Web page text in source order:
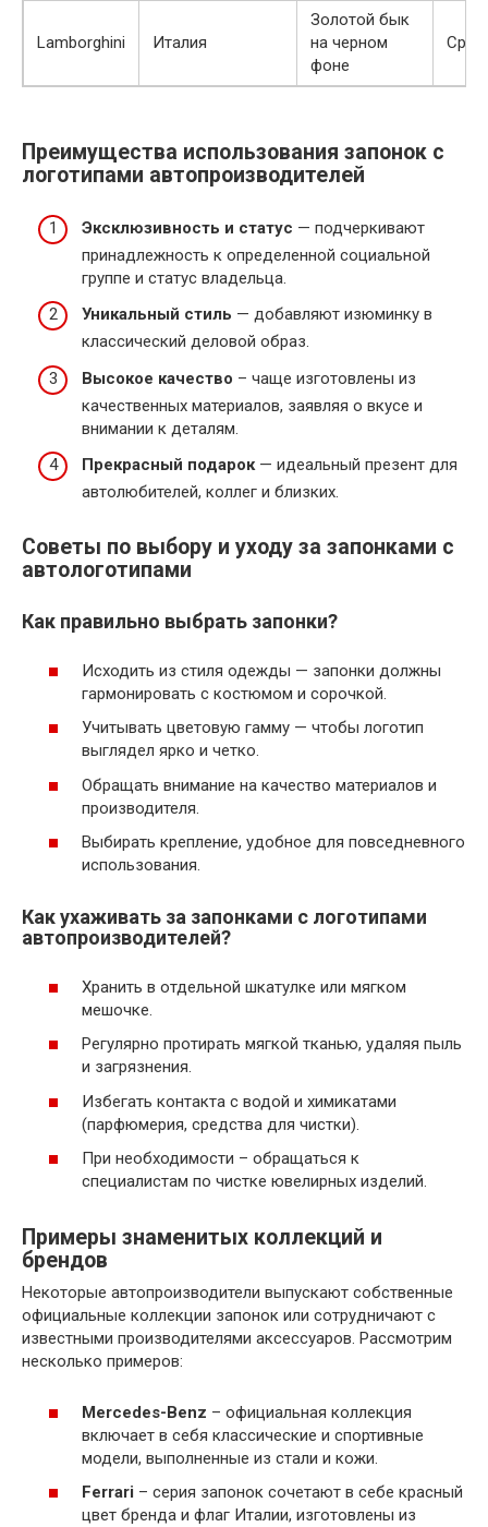
Lamborghini Италия
Золотой бык
на черном
фоне
Преимущества использования запонок с
логотипами автопроизводителей
Эксклюзивность и статус — подчеркивают
принадлежность к определенной социальной
группе и статус владельца.
Уникальный стиль — добавляют изюминку в
классический деловой образ.
Высокое качество – чаще изготовлены из
качественных материалов, заявляя о вкусе и
внимании к деталям.
Прекрасный подарок— идеальный презент для
автолюбителей, коллег и близких.
Советы по выбору и уходу за запонками с
автологотипами
Как правильно выбрать запонки?
Исходить из стиля одежды — запонки должны
гармонировать с костюмом и сорочкой.
Учитывать цветовую гамму — чтобы логотип
выглядел ярко и четко.
Обращать внимание на качество материалов и
производителя.
Выбирать крепление, удобное для повседневного
использования.
Как ухаживать за запонками с логотипами
автопроизводителей?
Хранить в отдельной шкатулке или мягком
мешочке.
Регулярно протирать мягкой тканью, удаляя пыль
и загрязнения.
Избегать контакта с водой и химикатами
(парфюмерия, средства для чистки).
При необходимости – обращаться к
специалистам по чистке ювелирных изделий.
Примеры знаменитых коллекций и
брендов
Некоторые автопроизводители выпускают собственные
официальные коллекции запонок или сотрудничают с
известными производителями аксессуаров. Рассмотрим
несколько примеров:
Mercedes-Benz – официальная коллекция
включает в себя классические и спортивные
модели, выполненные из стали и кожи.
Ferrari – серия запонок сочетают в себе красный
цвет бренда и флаг Италии, изготовлены из